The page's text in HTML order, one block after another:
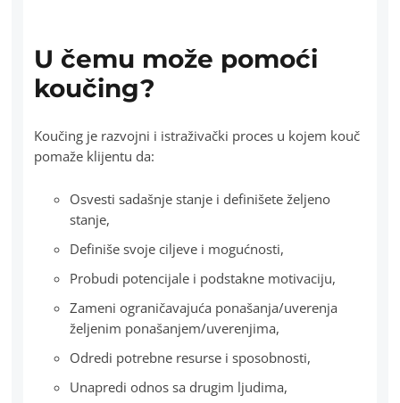
U čemu može pomoći
koučing?
Koučing je razvojni i istraživački proces u kojem kouč
pomaže klijentu da:
Osvesti sadašnje stanje i definišete željeno
stanje,
Definiše svoje ciljeve i mogućnosti,
Probudi potencijale i podstakne motivaciju,
Zameni ograničavajuća ponašanja/uverenja
željenim ponašanjem/uverenjima,
Odredi potrebne resurse i sposobnosti,
Unapredi odnos sa drugim ljudima,